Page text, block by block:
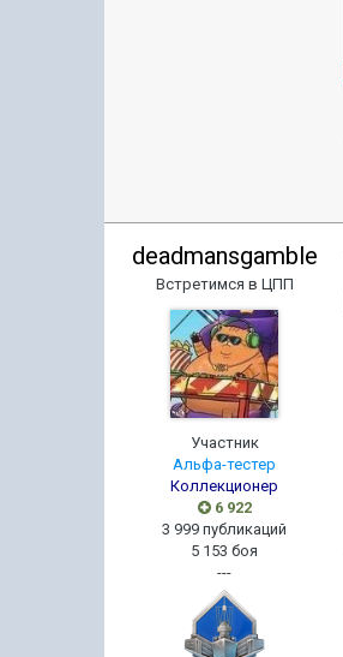
deadmansgamble
Встретимся в ЦПП
Участник
Альфа-тестер
Коллекционер
6 922
3 999 публикаций
5 153 боя
---